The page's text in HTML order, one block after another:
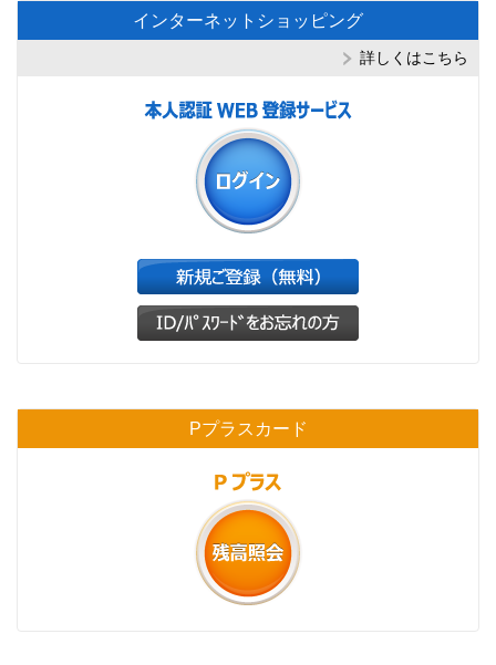
インターネットショッピング
詳しくはこちら
Pプラスカード